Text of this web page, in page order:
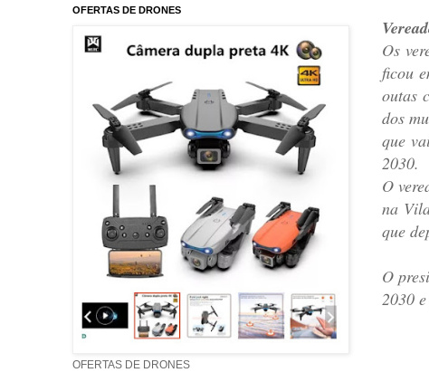
Os
ficou
outas
dos
que
2030.
O
na
que
O
2030
OFERTAS DE DRONES
OFERTAS DE DRONES